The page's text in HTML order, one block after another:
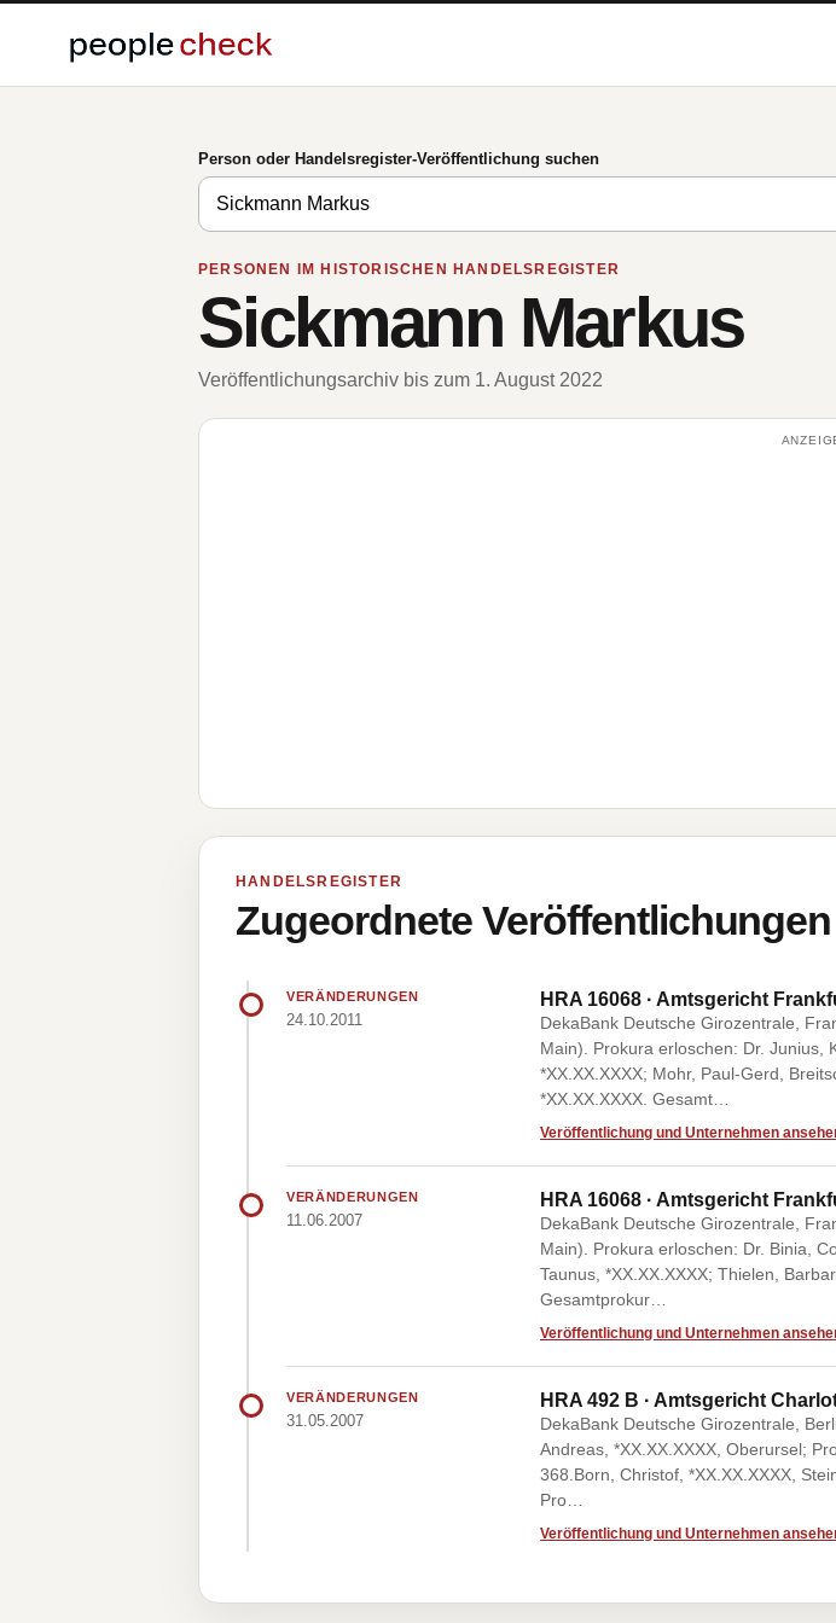
Person oder Handelsregister-Veröffentlichung suchen
PERSONEN IM HISTORISCHEN HANDELSREGISTER
Sickmann Markus
Veröffentlichungsarchiv bis zum 1. August 2022
HANDELSREGISTER
Zugeordnete Veröffentlichungen
VERÄNDERUNGEN
24.10.2011
HRA 16068 · Amtsgericht
DekaBank Deutsche Girozentrale,
Main). Prokura erloschen: Dr. Junius,
*XX.XX.XXXX; Mohr, Paul-Gerd,
*XX.XX.XXXX. Gesamt…
Veröffentlichung und Unternehmen
VERÄNDERUNGEN
11.06.2007
HRA 16068 · Amtsgericht
DekaBank Deutsche Girozentrale,
Main). Prokura erloschen: Dr. Binia,
Taunus, *XX.XX.XXXX; Thielen,
Gesamtprokur…
Veröffentlichung und Unternehmen
VERÄNDERUNGEN
31.05.2007
HRA 492 B · Amtsgericht
DekaBank Deutsche Girozentrale,
Andreas, *XX.XX.XXXX, Oberursel;
368.Born, Christof, *XX.XX.XXXX,
Pro…
Veröffentlichung und Unternehmen